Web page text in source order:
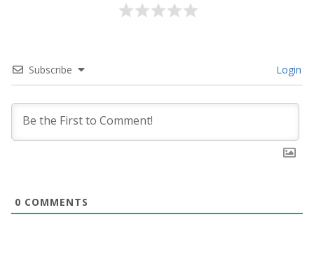
Subscribe Login
0 COMMENTS